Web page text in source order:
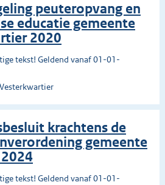
peuteropvang en
educatie gemeente
2020
tekst! Geldend vanaf 01-01-
krachtens de
gemeente
tekst! Geldend vanaf 01-01-